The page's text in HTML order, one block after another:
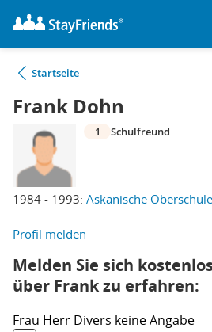
Startseite
Frank Dohn
1984 - 1993: Askanische
1 Schulfreund
Profil melden
Melden Sie sich
über Frank zu erfahren:
Frau Herr Divers keine Angabe